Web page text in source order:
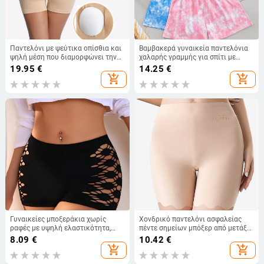
Παντελόνι με ψεύτικα οπίσθια και
ψηλή μέση που διαμορφώνει την
κοιλιά, παντελόνι που
διαμορφώνει τους γοφών,
παντελόνι ανόρθωσης γοφών με
19.95 €
add_shopping_cart
Βαμβακερά γυναικεία παντελόνια
χαλαρής γραμμής για σπίτι με
φλοράλ εκτύπωση, αναπνεύσιμα
και άνετα
14.25 €
add_shopping_cart
Γυναικείες μποξεράκια χωρίς
ραφές με υψηλή ελαστικότητα,
άνετα και διαπνέοντα, σε μεγάλο
μέγεθος, έλεγχος κοιλιάς και
ανύψωση γλουτών
8.09 €
add_shopping_cart
Χονδρικό παντελόνι ασφαλείας
πέντε σημείων μπόξερ από μετάξι
πάγου χωρίς ραφές, γυναικεία
ευρωπαϊκά και αμερικανικά κολάν
ασφάλισης, αντι-ελαφριά σορτς
10.42 €
add_shopping_cart